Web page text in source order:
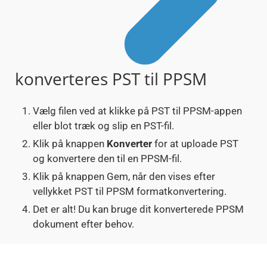
konverteres PST til PPSM
Vælg filen ved at klikke på PST til PPSM-appen
eller blot træk og slip en PST-fil.
Klik på knappen Konverter for at uploade PST
og konvertere den til en PPSM-fil.
Klik på knappen Gem, når den vises efter
vellykket PST til PPSM formatkonvertering.
Det er alt! Du kan bruge dit konverterede PPSM
dokument efter behov.